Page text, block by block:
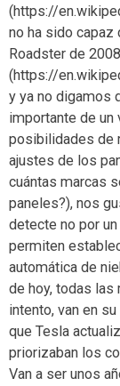
(https://
no ha sido capaz
Roadster de 2008
(https://
y ya no digamos
importante de
posibilidades de
ajustes de los
cuántas marcas
paneles?), nos
detecte no por
permiten
automática de
de hoy, todas las
intento, van en
que Tesla
priorizaban los
Van a ser unos